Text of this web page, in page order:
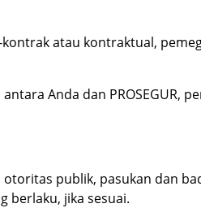
atau kontraktual,
Anda dan PROSEGUR,
publik, pasukan dan
berlaku, jika sesuai.